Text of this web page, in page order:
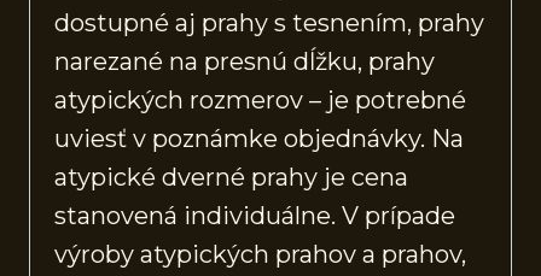
dostupné aj prahy s tesnením, prahy
narezané na presnú dĺžku, prahy
atypických rozmerov – je potrebné
uviesť v poznámke objednávky. Na
atypické dverné prahy je cena
stanovená individuálne. V prípade
výroby atypických prahov a prahov,